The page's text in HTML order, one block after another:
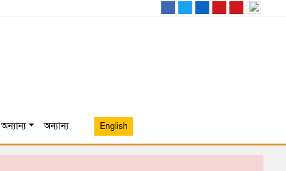
অন্যান্য অন্যান্য English